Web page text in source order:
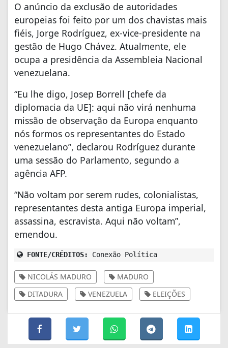
O anúncio da exclusão de autoridades
europeias foi feito por um dos chavistas mais
fiéis, Jorge Rodríguez, ex-vice-presidente na
gestão de Hugo Chávez. Atualmente, ele
ocupa a presidência da Assembleia Nacional
venezuelana.
“Eu lhe digo, Josep Borrell [chefe da
diplomacia da UE]: aqui não virá nenhuma
missão de observação da Europa enquanto
nós formos os representantes do Estado
venezuelano”, declarou Rodríguez durante
uma sessão do Parlamento, segundo a
agência AFP.
“Não voltam por serem rudes, colonialistas,
representantes desta antiga Europa imperial,
assassina, escravista. Aqui não voltam”,
emendou.
FONTE/CRÉDITOS: Conexão Política
NICOLÁS MADURO
MADURO
DITADURA
VENEZUELA ELEIÇÕES